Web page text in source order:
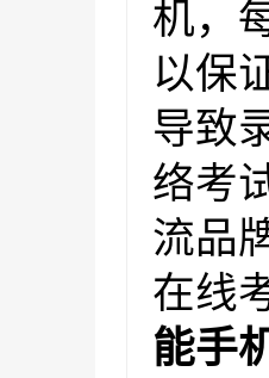
机，
以保
导致
络考
流品
在线
能手